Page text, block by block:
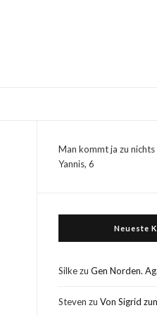
Man kommt ja zu
Yannis, 6
Neueste
SilkezuGen Norden.
Steven zuVon Sigrid